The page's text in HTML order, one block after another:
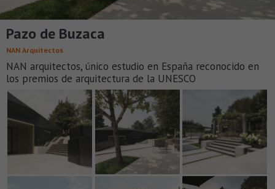
Pazo de Buzaca
NAN Arquitectos
NAN arquitectos, único estudio en España reconocido en
los premios de arquitectura de la UNESCO